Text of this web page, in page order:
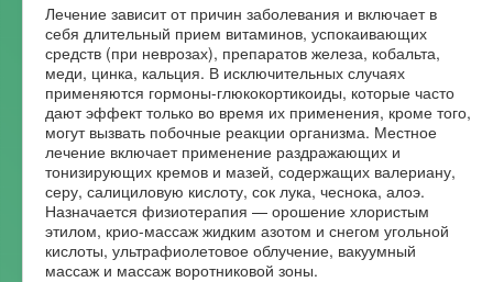
Лечение зависит от причин заболевания и включает в
себя длительный прием витаминов, успокаивающих
средств (при неврозах), препаратов железа, кобальта,
меди, цинка, кальция. В исключительных случаях
применяются гормоны-глюкокортикоиды, которые часто
дают эффект только во время их применения, кроме того,
могут вызвать побочные реакции организма. Местное
лечение включает применение раздражающих и
тонизирующих кремов и мазей, содержащих валериану,
серу, салициловую кислоту, сок лука, чеснока, алоэ.
Назначается физиотерапия — орошение хлористым
этилом, крио-массаж жидким азотом и снегом угольной
кислоты, ультрафиолетовое облучение, вакуумный
массаж и массаж воротниковой зоны.